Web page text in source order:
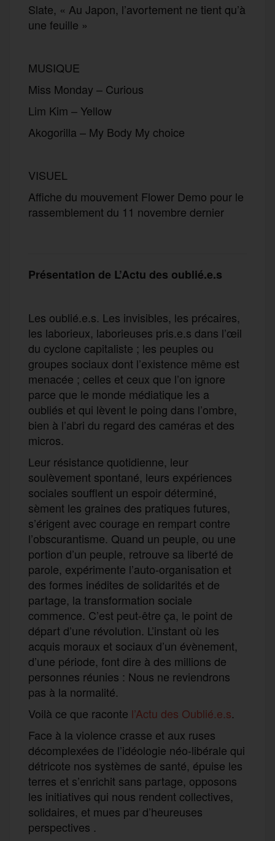
Slate, « Au Japon, l’avortement ne tient qu’à
une feuille »
MUSIQUE
Miss Monday – Curious
Lim Kim – Yellow
Akogorilla – My Body My choice
VISUEL
Affiche du mouvement Flower Demo pour le
rassemblement du 11 novembre dernier
Présentation de L’Actu des oublié.e.s
Les oublié.e.s. Les invisibles, les précaires,
les laborieux, laborieuses pris.e.s dans l’œil
du cyclone capitaliste ; les peuples ou
groupes sociaux dont l’existence même est
menacée ; celles et ceux que l’on ignore
parce que le monde médiatique les a
oubliés et qui lèvent le poing dans l’ombre,
bien à l’abri du regard des caméras et des
micros.
Leur résistance quotidienne, leur
soulèvement spontané, leurs expériences
sociales soufflent un espoir déterminé,
sèment les graines des pratiques futures,
s’érigent avec courage en rempart contre
l’obscurantisme. Quand un peuple, ou une
portion d’un peuple, retrouve sa liberté de
parole, expérimente l’auto-organisation et
des formes inédites de solidarités et de
partage, la transformation sociale
commence. C’est peut-être ça, le point de
départ d’une révolution. L’instant où les
acquis moraux et sociaux d’un évènement,
d’une période, font dire à des millions de
personnes réunies : Nous ne reviendrons
pas à la normalité.
Voilà ce que raconte l’Actu des Oublié.e.s.
Face à la violence crasse et aux ruses
décomplexées de l’idéologie néo-libérale qui
détricote nos systèmes de santé, épuise les
terres et s’enrichit sans partage, opposons
les initiatives qui nous rendent collectives,
solidaires, et mues par d’heureuses
perspectives .